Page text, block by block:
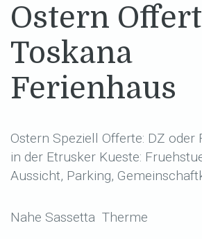
Ostern
Toskana
Ferienhaus
Ostern Speziell Offerte: DZ
in der Etrusker Kueste:
Aussicht, Parking,
Nahe Sassetta Therme